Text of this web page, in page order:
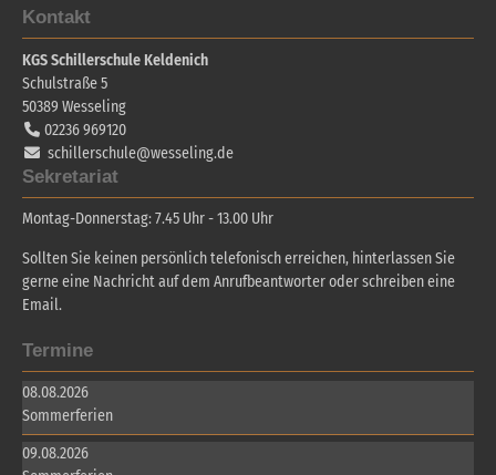
Kontakt
KGS Schillerschule Keldenich
Schulstraße 5
50389 Wesseling
02236 969120
schillerschule@wesseling.de
Sekretariat
Montag-Donnerstag: 7.45 Uhr - 13.00 Uhr
Sollten Sie keinen persönlich telefonisch erreichen, hinterlassen Sie
gerne eine Nachricht auf dem Anrufbeantworter oder schreiben eine
Email.
Termine
08.08.2026
Sommerferien
09.08.2026